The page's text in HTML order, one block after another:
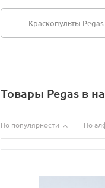
Краскопульты Pegas
Товары Pegas в
По популярности По